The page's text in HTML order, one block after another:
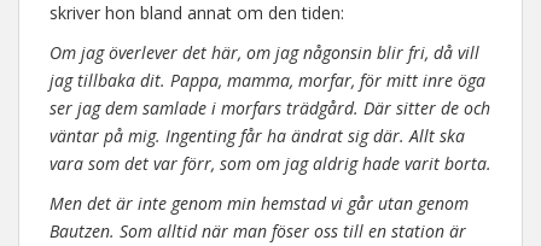
skriver hon bland annat om den tiden:
Om jag överlever det här, om jag någonsin blir fri, då vill
jag tillbaka dit. Pappa, mamma, morfar, för mitt inre öga
ser jag dem samlade i morfars trädgård. Där sitter de och
väntar på mig. Ingenting får ha ändrat sig där. Allt ska
vara som det var förr, som om jag aldrig hade varit borta.
Men det är inte genom min hemstad vi går utan genom
Bautzen. Som alltid när man föser oss till en station är